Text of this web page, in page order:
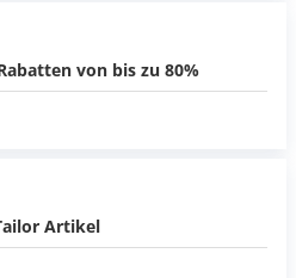
von bis zu 80%
Artikel